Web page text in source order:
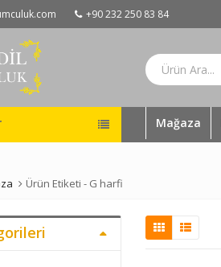
+90 232 250 83 84
Mağaza
Ürün Etiketi - G harfi